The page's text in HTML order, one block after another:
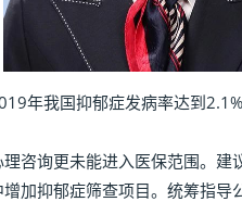
我国抑郁症发病率达到
询更未能进入医保范围。建
加抑郁症筛查项目。统筹指